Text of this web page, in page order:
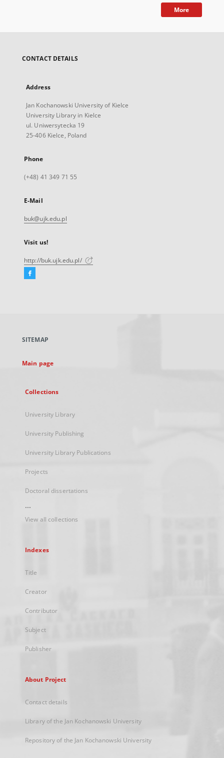
More
CONTACT DETAILS
Address
Jan Kochanowski University of Kielce
University Library in Kielce
ul. Uniwersytecka 19
25-406 Kielce, Poland
Phone
(+48) 41 349 71 55
E-Mail
buk@ujk.edu.pl
Visit us!
http://buk.ujk.edu.pl/
Facebook
new
SITEMAP
Main page
Collections
University Library
University Publishing
University Library Publications
Projects
Doctoral dissertations
...
View all collections
Indexes
Title
Creator
Contributor
Subject
Publisher
About Project
Contact details
Library of the Jan Kochanowski University
Repository of the Jan Kochanowski University